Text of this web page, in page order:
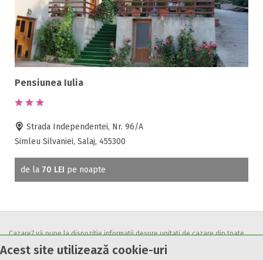
Acest site utilizează cookie-uri
Pensiunea Iulia
Strada Independentei, Nr. 96/A
Simleu Silvaniei, Salaj, 455300
de la 70 LEI pe noapte
Cazare7 vă pune la dispozitie informatii despre unitati de cazare din toate
zonele turistice, oferte speciale, rezervari online.